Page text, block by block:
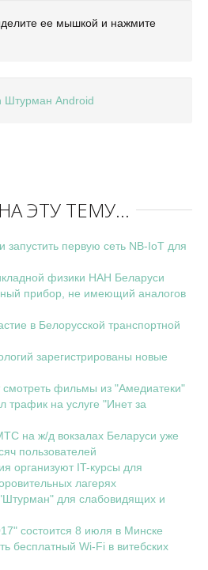
ее мышкой и нажмите
Штурман Android
ЭТУ ТЕМУ...
первую сеть NB-IoT для
физики НАН Беларуси
прибор, не имеющий аналогов
в Белорусской транспортной
зарегистрированы новые
смотреть фильмы из "Амедиатеки"
трафик на услуге "Инет за
на ж/д вокзалах Беларуси уже
пользователей
организуют IT-курсы для
лагерях
"Штурман" для слабовидящих и
состоится 8 июля в Минске
бесплатный Wi-Fi в витебских